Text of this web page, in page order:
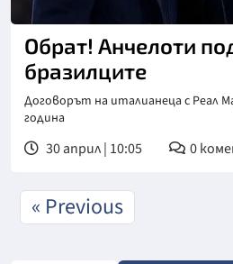
Обрат! Анчелоти
бразилците
Договорът на италианеца с Реал
година
30 април | 10:05 0
« Previous